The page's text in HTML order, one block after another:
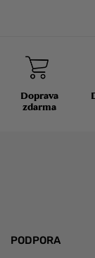
Doprava
zdarma
PODPORA